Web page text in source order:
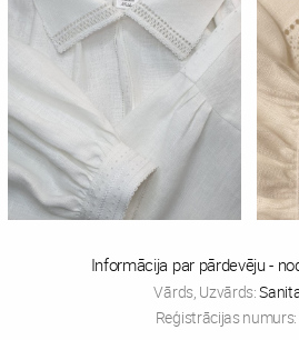
Informācija par pārdevēju -
Vārds, Uzvārds:
Reģistrācijas numurs: